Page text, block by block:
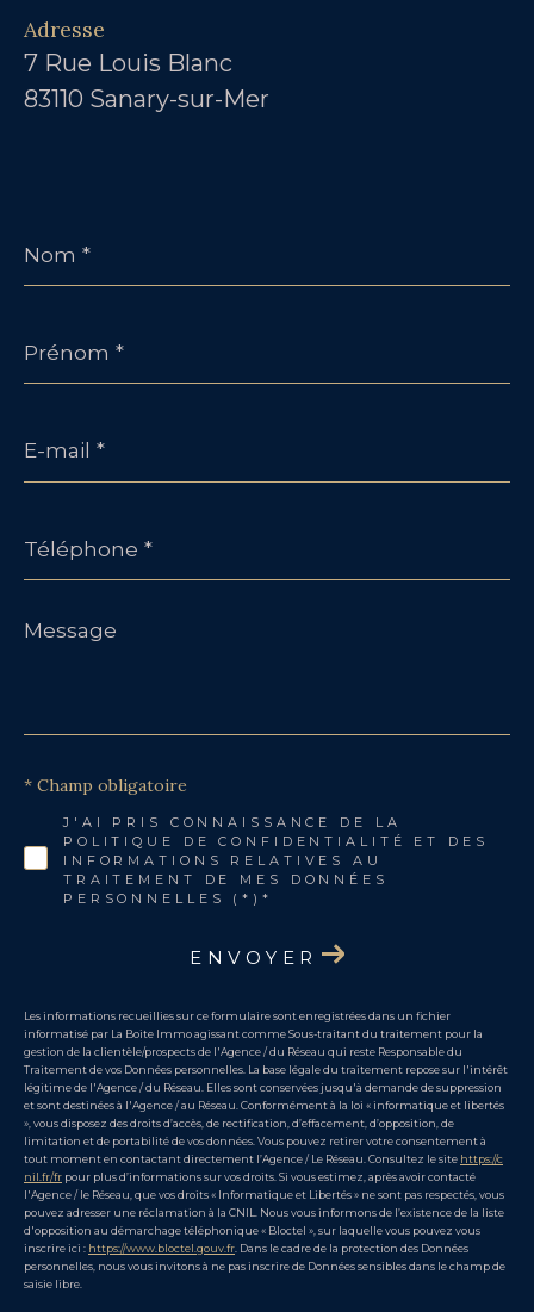
Adresse
7 Rue Louis Blanc
83110 Sanary-sur-Mer
*
*
mail
*
*
Message
*
J'AI PRIS CONNAISSANCE DE LA
POLITIQUE DE CONFIDENTIALITÉ ET DES
INFORMATIONS RELATIVES AU
TRAITEMENT DE MES DONNÉES
PERSONNELLES (*)*
* Champ obligatoire
ENVOYER
Les informations recueillies sur ce formulaire sont enregistrées dans un fichier
informatisé par La Boite Immo agissant comme Sous-traitant du traitement pour la
gestion de la clientèle/prospects de l'Agence / du Réseau qui reste Responsable du
Traitement de vos Données personnelles. La base légale du traitement repose sur l'intérêt
légitime de l'Agence / du Réseau. Elles sont conservées jusqu'à demande de suppression
et sont destinées à l'Agence / au Réseau. Conformément à la loi « informatique et libertés
», vous disposez des droits d’accès, de rectification, d’effacement, d’opposition, de
limitation et de portabilité de vos données. Vous pouvez retirer votre consentement à
tout moment en contactant directement l’Agence / Le Réseau. Consultez le site https://c
nil.fr/fr pour plus d’informations sur vos droits. Si vous estimez, après avoir contacté
l'Agence / le Réseau, que vos droits « Informatique et Libertés » ne sont pas respectés, vous
pouvez adresser une réclamation à la CNIL. Nous vous informons de l’existence de la liste
d'opposition au démarchage téléphonique « Bloctel », sur laquelle vous pouvez vous
inscrire ici : https://www.bloctel.gouv.fr . Dans le cadre de la protection des Données
personnelles, nous vous invitons à ne pas inscrire de Données sensibles dans le champ de
saisie libre.